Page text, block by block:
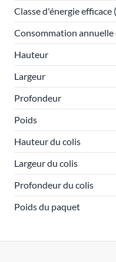
Classe d'énergie efficace
Consommation annuelle
Hauteur
Largeur
Profondeur
Poids
Hauteur du colis
Largeur du colis
Profondeur du colis
Poids du paquet